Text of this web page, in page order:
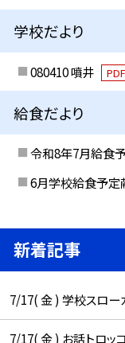
学校だより
080410 噴井 PDF
給食だより
令和8年7月給食
6月学校給食予定
新着記事
7/17( 金 ) 学校スロー
7/17( 金 ) お話トロッ